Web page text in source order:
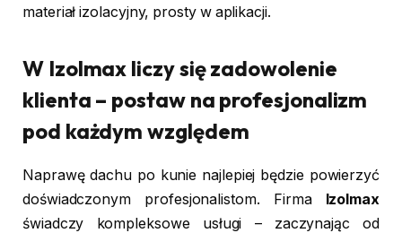
materiał izolacyjny, prosty w aplikacji.
W Izolmax liczy się zadowolenie
klienta – postaw na profesjonalizm
pod każdym względem
Naprawę dachu po kunie najlepiej będzie powierzyć
doświadczonym profesjonalistom. Firma Izolmax
świadczy kompleksowe usługi – zaczynając od